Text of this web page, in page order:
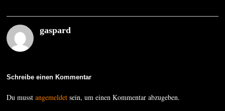
gaspard
Schreibe einen Kommentar
Du musstangemeldet sein, um einen Kommentar abzugeben.